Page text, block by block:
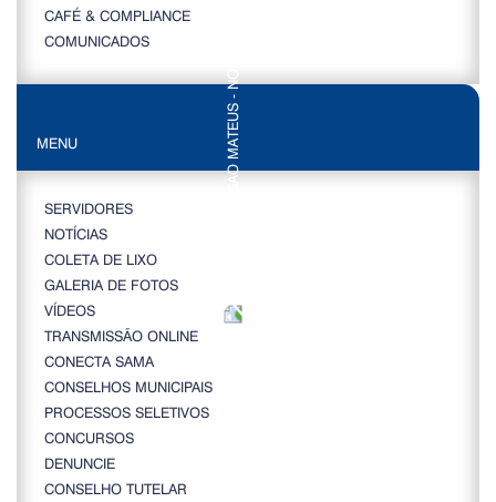
CAFÉ & COMPLIANCE
COMUNICADOS
MENU
SERVIDORES
NOTÍCIAS
COLETA DE LIXO
GALERIA DE FOTOS
VÍDEOS
TRANSMISSÃO ONLINE
CONECTA SAMA
CONSELHOS MUNICIPAIS
PROCESSOS SELETIVOS
CONCURSOS
DENUNCIE
CONSELHO TUTELAR